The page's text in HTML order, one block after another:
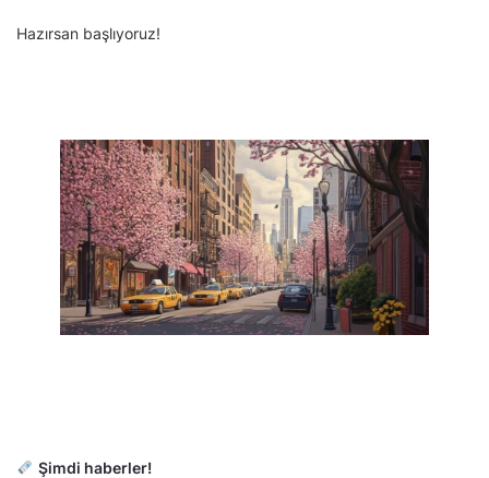
Hazırsan başlıyoruz!
Şimdi haberler!